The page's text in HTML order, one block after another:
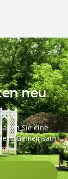
neu
Sie eine
Gemeinsam